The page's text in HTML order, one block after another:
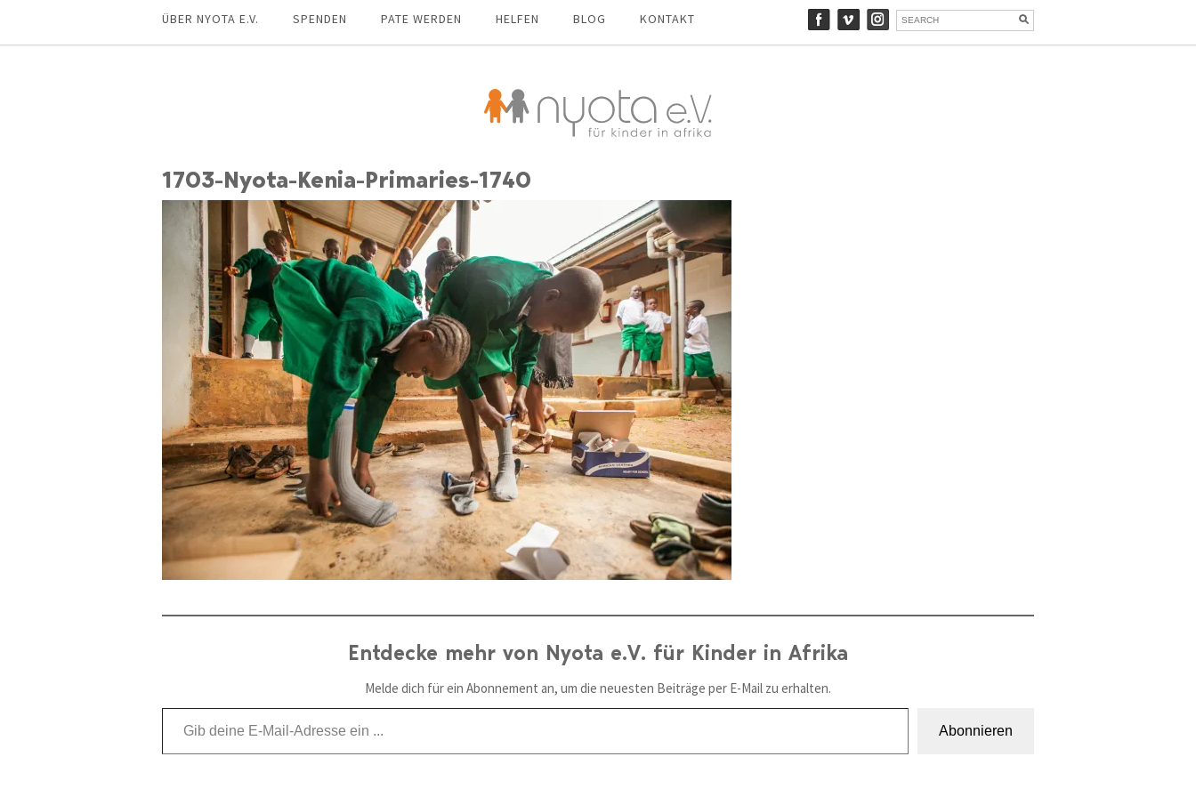
ÜBER NYOTA E.V. SPENDEN PATE WERDEN HELFEN BLOG KONTAKT
1703-Nyota-Kenia-Primaries-1740
Entdecke mehr von Nyota e.V. für Kinder in Afrika
Melde dich für ein Abonnement an, um die neuesten Beiträge per E-Mail zu erhalten.
Gib deine E-Mail-Adresse ein ...
Abonnieren